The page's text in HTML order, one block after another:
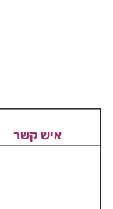
איש קשר